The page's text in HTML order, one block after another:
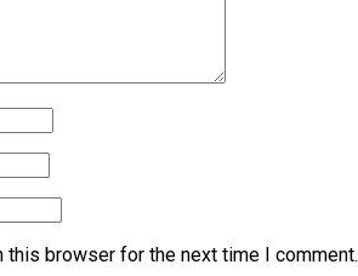
this browser for the next time I comment.